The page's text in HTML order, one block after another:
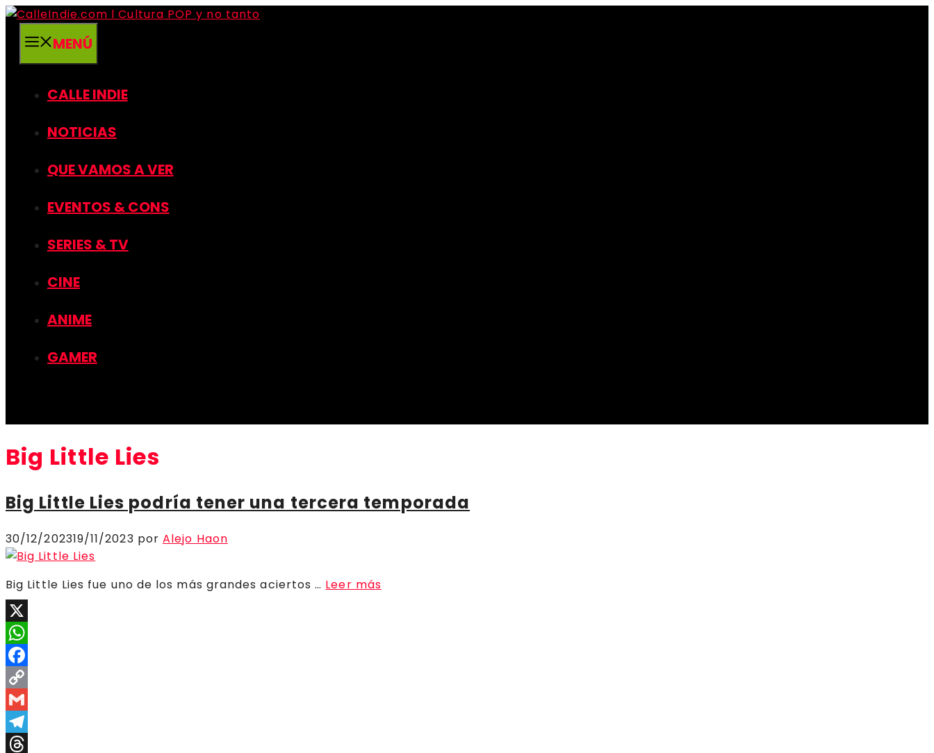
Saltar
contenidoMENÚ
CALLE INDIE
NOTICIAS
QUE VAMOS A VER
EVENTOS & CONS
SERIES & TV
CINE
ANIME
GAMER
Big Little Lies
Big Little Lies podría tener una tercera temporada
30/12/202319/11/2023 porAlejo Haon
Big Little Lies fue uno de los más grandes aciertos … Leer más
X
WhatsApp
Facebook
Copy
Link
Gmail
Telegram